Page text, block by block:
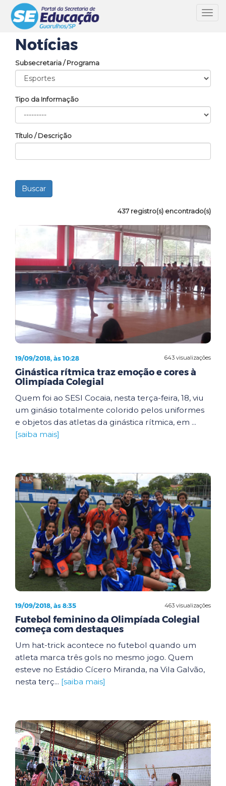
Notícias
Subsecretaria / Programa
Tipo da Informação
Título / Descrição
437 registro(s) encontrado(s)
643 visualizações
19/09/2018, às 10:28
Ginástica rítmica traz emoção e cores à
Olimpíada Colegial
Quem foi ao SESI Cocaia, nesta terça-feira, 18, viu
um ginásio totalmente colorido pelos uniformes
e objetos das atletas da ginástica rítmica, em ...
[saiba mais]
463 visualizações
19/09/2018, às 8:35
Futebol feminino da Olimpíada Colegial
começa com destaques
Um hat-trick acontece no futebol quando um
atleta marca três gols no mesmo jogo. Quem
esteve no Estádio Cícero Miranda, na Vila Galvão,
nesta terç... [saiba mais]